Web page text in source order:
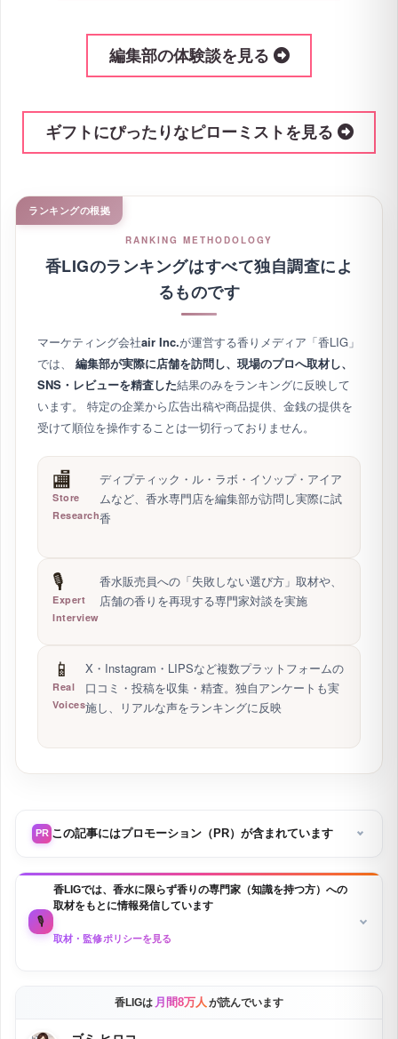
編集部の体験談を見る
ギフトにぴったりなピローミストを見る
ランキングの根拠
RANKING METHODOLOGY
香LIGのランキングはすべて独自調査によ
るものです
マーケティング会社air Inc.が運営する香りメディア「香LIG」
では、
編集部が実際に店舗を訪問し、現場のプロへ取材し、
SNS・レビューを精査した結果のみをランキングに反映して
います。
特定の企業から広告出稿や商品提供、金銭の提供を
受けて順位を操作することは一切行っておりません。
🏬
Store
Research
ディプティック・ル・ラボ・イソップ・アイア
ムなど、香水専門店を編集部が訪問し実際に試
香
🎙️
Expert
Interview
香水販売員への「失敗しない選び方」取材や、
店舗の香りを再現する専門家対談を実施
📱
Real
Voices
X・Instagram・LIPSなど複数プラットフォームの
口コミ・投稿を収集・精査。独自アンケートも実
施し、リアルな声をランキングに反映
PR この記事にはプロモーション（PR）が含まれています
🎙️
香LIGでは、香水に限らず香りの専門家（知識を持つ方）への
取材をもとに情報発信しています
取材・監修ポリシーを見る
香LIGは 月間8万人 が読んでいます